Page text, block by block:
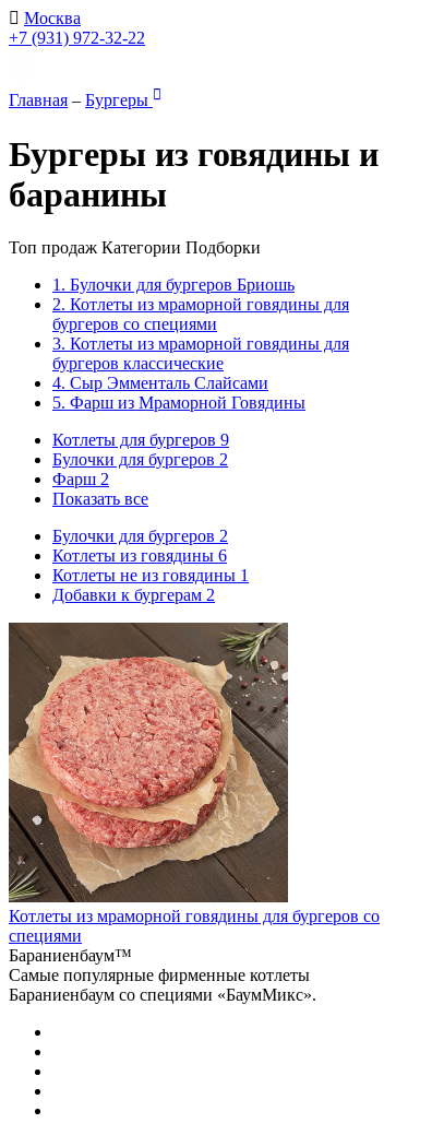
Москва
+7 (931) 972-32-22
Главная – Бургеры
Бургеры из говядины и
баранины
Топ продаж Категории Подборки
1. Булочки для бургеров Бриошь
2. Котлеты из мраморной говядины для
бургеров со специями
3. Котлеты из мраморной говядины для
бургеров классические
4. Сыр Эмменталь Слайсами
5. Фарш из Мраморной Говядины
Котлеты для бургеров 9
Булочки для бургеров 2
Фарш 2
Показать все
Булочки для бургеров 2
Котлеты из говядины 6
Котлеты не из говядины 1
Добавки к бургерам 2
Котлеты из мраморной говядины для бургеров со
специями
Бараниенбаум™
Самые популярные фирменные котлеты
Бараниенбаум со специями «БаумМикс».